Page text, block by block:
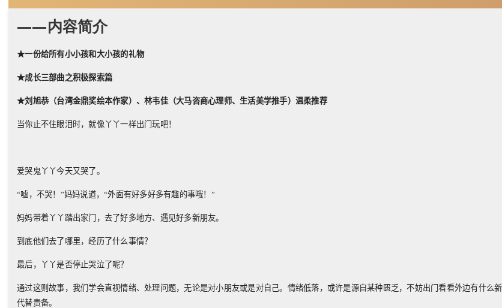
——内容简介
★一份给所有小小孩和大小孩的礼物
★成长三部曲之积极探索篇
★刘旭恭（台湾金鼎奖绘本作家）、林韦佳（大马咨商心理师、生活美学推手）温柔推荐
当你止不住眼泪时，就像丫丫一样出门玩吧！
爱哭鬼丫丫今天又哭了。
“嘘，不哭！”妈妈说道，“外面有好多好多有趣的事哦！”
妈妈带着丫丫踏出家门，去了好多地方、遇见好多新朋友。
到底他们去了哪里，经历了什么事情？
最后，丫丫是否停止哭泣了呢？
通过这则故事，我们学会直视情绪、处理问题，无论是对小朋友或是对自己。情绪低落，或许是源自某种匮乏，不妨出门看看外边有什
代替责备。